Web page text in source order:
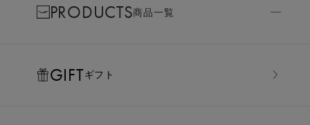
PRODUCTS商品一覧
GIFTギフト